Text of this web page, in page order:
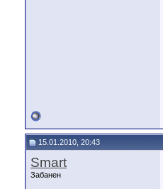
15.01.2010, 20:43
Smart
Забанен